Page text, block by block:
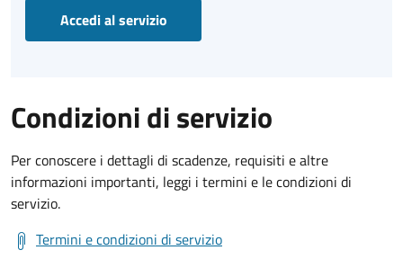
Accedi al servizio
Condizioni di servizio
Per conoscere i dettagli di scadenze, requisiti e altre
informazioni importanti, leggi i termini e le condizioni di
servizio.
Termini e condizioni di servizio